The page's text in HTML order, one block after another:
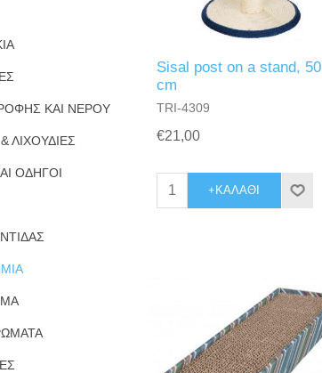
ΚΑΙ ΝΕΡΟΥ
ΛΙΧΟΥΔΙΕΣ
ΟΔΗΓΟΙ
Sisal post on a stand, 50
cm
TRI-4309
€21,00
+ΚΑΛΆΘΙ